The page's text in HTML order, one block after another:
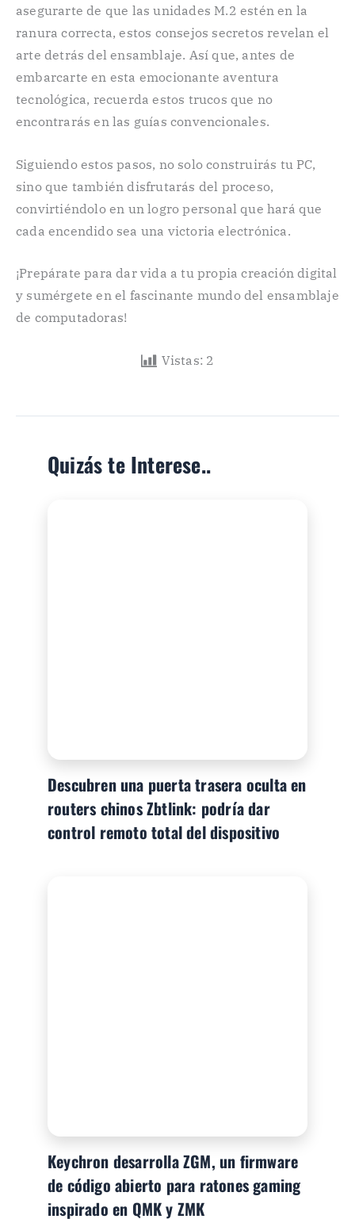
asegurarte de que las unidades M.2 estén en la
ranura correcta, estos consejos secretos revelan el
arte detrás del ensamblaje. Así que, antes de
embarcarte en esta emocionante aventura
tecnológica, recuerda estos trucos que no
encontrarás en las guías convencionales.
Siguiendo estos pasos, no solo construirás tu PC,
sino que también disfrutarás del proceso,
convirtiéndolo en un logro personal que hará que
cada encendido sea una victoria electrónica.
¡Prepárate para dar vida a tu propia creación digital
y sumérgete en el fascinante mundo del ensamblaje
de computadoras!
Vistas: 2
Quizás te Interese..
Descubren una puerta trasera oculta en
routers chinos Zbtlink: podría dar
control remoto total del dispositivo
Keychron desarrolla ZGM, un firmware
de código abierto para ratones gaming
inspirado en QMK y ZMK